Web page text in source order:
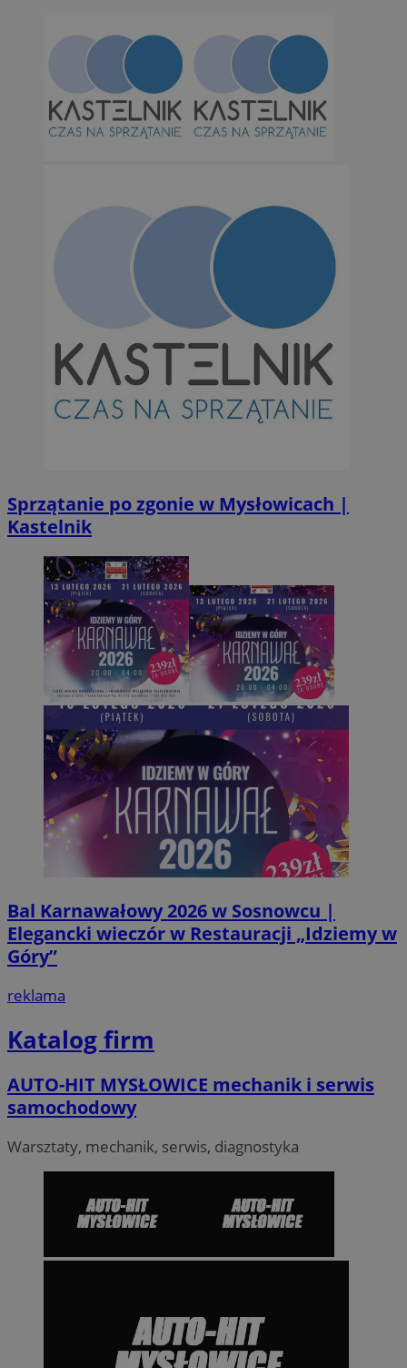
Sprzątanie po zgonie w Mysłowicach |
Kastelnik
Bal Karnawałowy 2026 w Sosnowcu |
Elegancki wieczór w Restauracji „Idziemy w
Góry”
reklama
Katalog firm
AUTO-HIT MYSŁOWICE mechanik i serwis
samochodowy
Warsztaty, mechanik, serwis, diagnostyka